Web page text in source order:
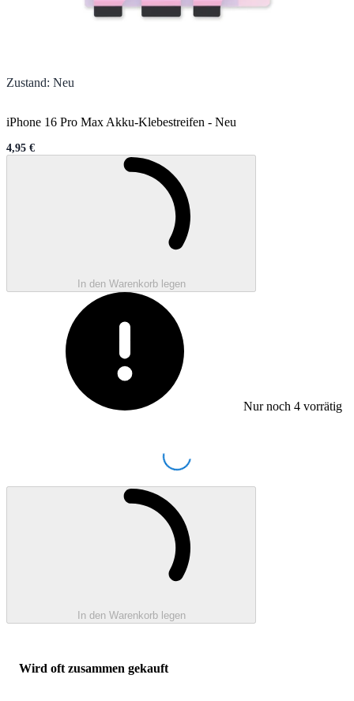
Zustand: Neu
iPhone 16 Pro Max Akku-Klebestreifen - Neu
Sale price
4,95 €
In den Warenkorb legen
Nur noch 4 vorrätig
Loading...
In den Warenkorb legen
Wird oft zusammen gekauft